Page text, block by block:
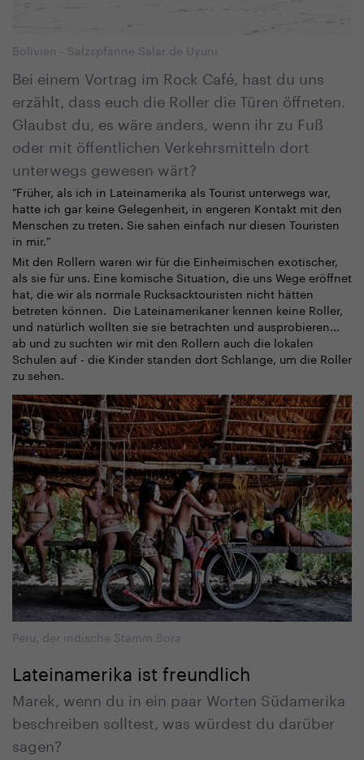
Bolivien - Salzspfanne Salar de Uyuni
Bei einem Vortrag im Rock Café, hast du uns
erzählt, dass euch die Roller die Türen öffneten.
Glaubst du, es wäre anders, wenn ihr zu Fuß
oder mit öffentlichen Verkehrsmitteln dort
unterwegs gewesen wärt?
"Früher, als ich in Lateinamerika als Tourist unterwegs war,
hatte ich gar keine Gelegenheit, in engeren Kontakt mit den
Menschen zu treten. Sie sahen einfach nur diesen Touristen
in mir."
Mit den Rollern waren wir für die Einheimischen exotischer,
als sie für uns. Eine komische Situation, die uns Wege eröffnet
hat, die wir als normale Rucksacktouristen nicht hätten
betreten können. Die Lateinamerikaner kennen keine Roller,
und natürlich wollten sie sie betrachten und ausprobieren...
ab und zu suchten wir mit den Rollern auch die lokalen
Schulen auf - die Kinder standen dort Schlange, um die Roller
zu sehen.
Peru, der indische Stamm Bora
Lateinamerika ist freundlich
Marek, wenn du in ein paar Worten Südamerika
beschreiben solltest, was würdest du darüber
sagen?